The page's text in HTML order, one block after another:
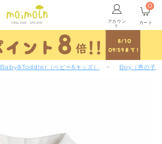
ONLINE STORE アカウン
ト カート
0
Baby&Toddler （ベビー&キッズ） Boy （男の子）